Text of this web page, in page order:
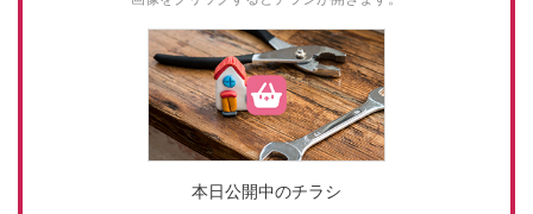
本日公開中のチラシ